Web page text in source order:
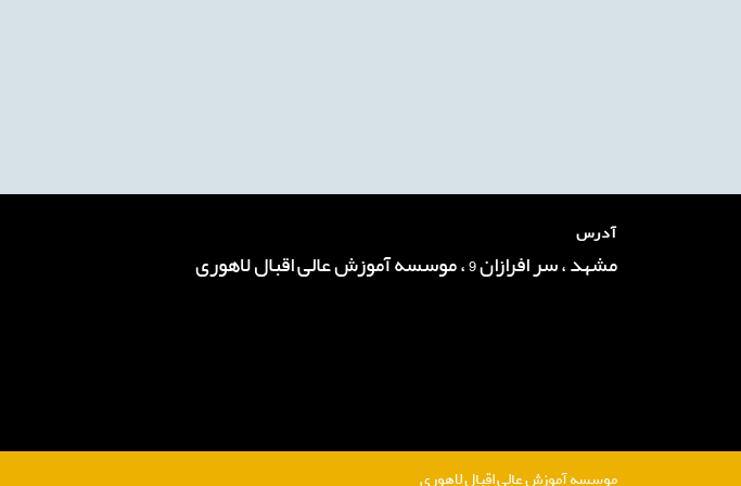
آدرس
مشهد ، سر افرازان 9 ، موسسه آموزش عالی اقبال لاهوری
موسسه آموزش عالی اقبال لاهوری